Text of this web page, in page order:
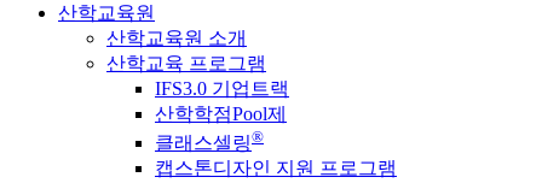
산학교육원
산학교육원 소개
산학교육 프로그램
IFS3.0 기업트랙
산학학점Pool제
클래스셀링®
캡스톤디자인 지원 프로그램